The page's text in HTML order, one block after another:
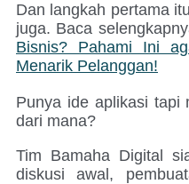
Dan langkah pertama
juga. Baca
Bisnis? Pahami Ini
Menarik Pelanggan!
Punya ide aplikasi tapi
dari mana?
Tim Bamaha Digital
diskusi awal,